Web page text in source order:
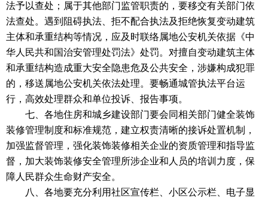
法予以查处；属于其他部门监管职责的，要移交有关部门依
法查处。遇到阻碍执法、拒不配合执法及拒绝恢复变动建筑
主体和承重结构等情况，应及时联络属地公安机关依据《中
华人民共和国治安管理处罚法》处罚。对擅自变动建筑主体
和承重结构造成重大安全隐患危及公共安全，涉嫌构成犯罪
的，移送属地公安机关依法处理。要畅通城管执法平台运
行，高效处理群众和单位投诉、报告事项。
七、各地住房和城乡建设部门要会同相关部门健全装饰
装修管理制度和标准规范，建立权责清晰的接诉处置机制，
加强监督管理，强化装饰装修相关企业的资质管理和指导监
督，加大装饰装修安全管理所涉企业和人员的培训力度，保
障人民群众生命财产安全。
八、各地要充分利用社区宣传栏、小区公示栏、电子显